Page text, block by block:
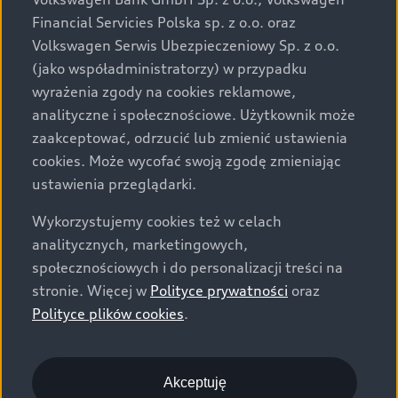
za dopłatą. Wiążące ustalenie ceny, wyposażenia i
specyfikacji pojazdu następują w umowie sprzedaży, a
określenie parametrów technicznych zawiera
świadectwo homologacji typu pojazdu. Zastrzegamy
sobie prawo do zmian i pomyłek. Wszelkie informacje
prezentowane na stronie są aktualne na dzień ich
zamieszczania. W celu uzyskania najnowszych
informacji prosimy kontaktować się z Partnerem Marki
Audi.
Wszystkie produkowane obecnie samochody marki Audi
są wykonywane z materiałów spełniających pod
względem możliwości odzysku i recyklingu wymagania
określone w normie ISO 22628 i są zgodne z
europejskimi świadectwami homologacji wydanymi wg
o.o. podlega obowiązkowi zapewnienia wszystkim
użytkownikom samochodów marki Volkswagen sieci
Financial Servicies Polska sp. z o.o. oraz
Volkswagen Serwis Ubezpieczeniowy Sp. z o.o.
(jako współadministratorzy) w przypadku
wyrażenia zgody na cookies reklamowe,
analityczne i społecznościowe. Użytkownik może
zaakceptować, odrzucić lub zmienić ustawienia
cookies. Może wycofać swoją zgodę zmieniając
ustawienia przeglądarki.
Wykorzystujemy cookies też w celach
analitycznych, marketingowych,
społecznościowych i do personalizacji treści na
stronie. Więcej w Polityce prywatności oraz
Polityce plików cookies.
Akceptuję